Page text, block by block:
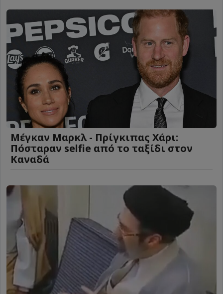
Μέγκαν Μαρκλ - Πρίγκιπας Χάρι:
Πόσταραν selfie από το ταξίδι στον
Καναδά